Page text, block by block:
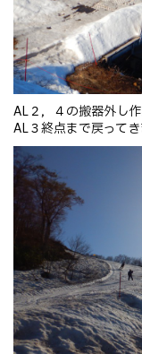
AL２，４の搬器外し
AL３終点まで戻ってき